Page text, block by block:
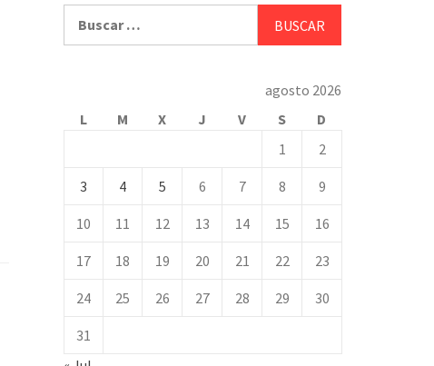
agosto 2026
L
M X J V S
D
1
2
3 4 5 6 7 8 9
10 11 12 13 14 15 16
17 18 19 20 21 22 23
24 25 26 27 28 29 30
31